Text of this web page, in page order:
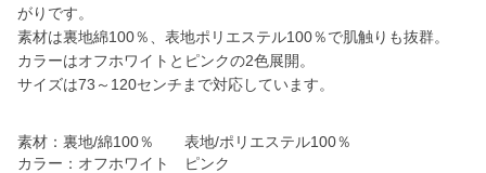
がりです。
素材は裏地綿100％、表地ポリエステル100％で肌触りも抜群。
カラーはオフホワイトとピンクの2色展開。
サイズは73～120センチまで対応しています。
素材：裏地/綿100％ 表地/ポリエステル100％
カラー：オフホワイト ピンク